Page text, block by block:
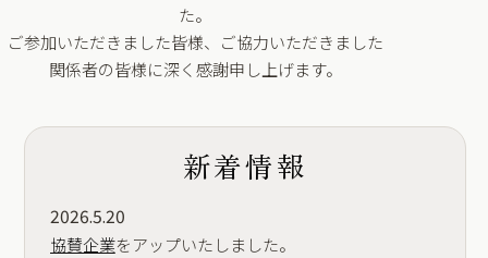
た。
ご参加いただきました皆様、ご協力いただきました
関係者の皆様に深く感謝申し上げます。
新着情報
2026.5.20
協賛企業をアップいたしました。